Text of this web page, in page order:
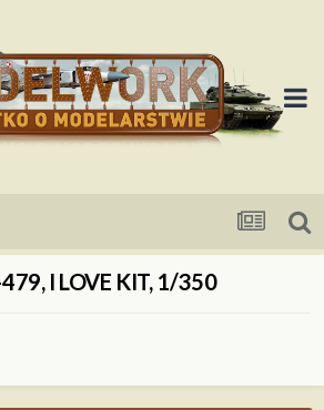
I LOVE KIT, 1/350